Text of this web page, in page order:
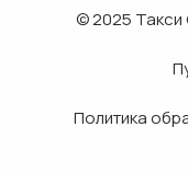
© 2025 Такси
Политика